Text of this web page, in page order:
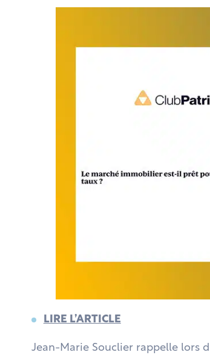
LIRE L’ARTICLE
Jean-Marie Souclier rappelle lors